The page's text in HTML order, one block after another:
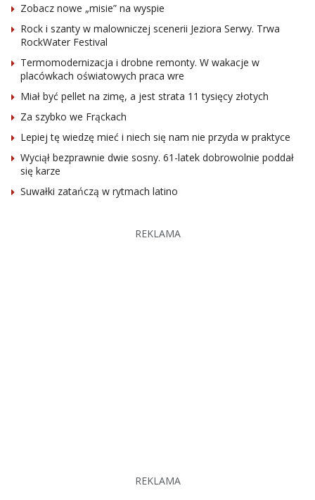
Zobacz nowe „misie” na wyspie
Rock i szanty w malowniczej scenerii Jeziora Serwy. Trwa
RockWater Festival
Termomodernizacja i drobne remonty. W wakacje w
placówkach oświatowych praca wre
Miał być pellet na zimę, a jest strata 11 tysięcy złotych
Za szybko we Frąckach
Lepiej tę wiedzę mieć i niech się nam nie przyda w praktyce
Wyciął bezprawnie dwie sosny. 61-latek dobrowolnie poddał
się karze
Suwałki zatańczą w rytmach latino
REKLAMA
REKLAMA